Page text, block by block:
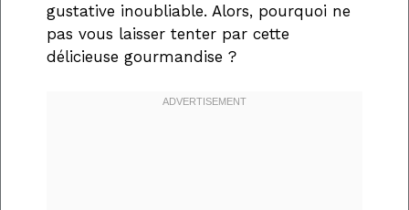
gustative inoubliable. Alors, pourquoi ne
pas vous laisser tenter par cette
délicieuse gourmandise ?